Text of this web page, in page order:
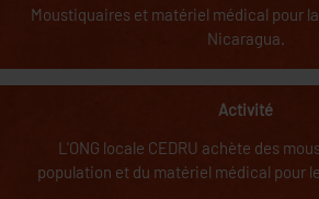
Moustiquaires et matériel médical pour
Nicaragua.
Activité
L'ONG locale CEDRU achète des
population et du matériel médical pour